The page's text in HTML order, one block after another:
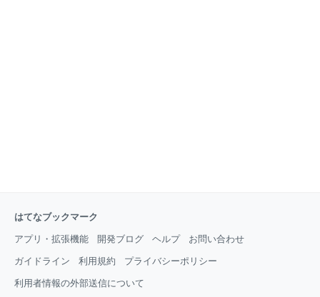
はてなブックマーク
アプリ・拡張機能 開発ブログ ヘルプ お問い合わせ
ガイドライン 利用規約 プライバシーポリシー
利用者情報の外部送信について